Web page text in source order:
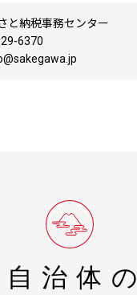
と納税事務センター
6370
治体の